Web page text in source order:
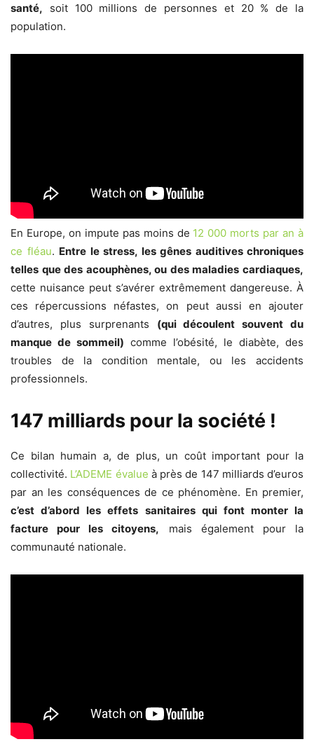
santé, soit 100 millions de personnes et 20 % de la
population.
En Europe, on impute pas moins de 12 000 morts par an à
ce fléau. Entre le stress, les gênes auditives chroniques
telles que des acouphènes, ou des maladies cardiaques,
cette nuisance peut s’avérer extrêmement dangereuse. À
ces répercussions néfastes, on peut aussi en ajouter
d’autres, plus surprenants (qui découlent souvent du
manque de sommeil) comme l’obésité, le diabète, des
troubles de la condition mentale, ou les accidents
professionnels.
147 milliards pour la société !
Ce bilan humain a, de plus, un coût important pour la
collectivité. L’ADEME évalue à près de 147 milliards d’euros
par an les conséquences de ce phénomène. En premier,
c’est d’abord les effets sanitaires qui font monter la
facture pour les citoyens, mais également pour la
communauté nationale.